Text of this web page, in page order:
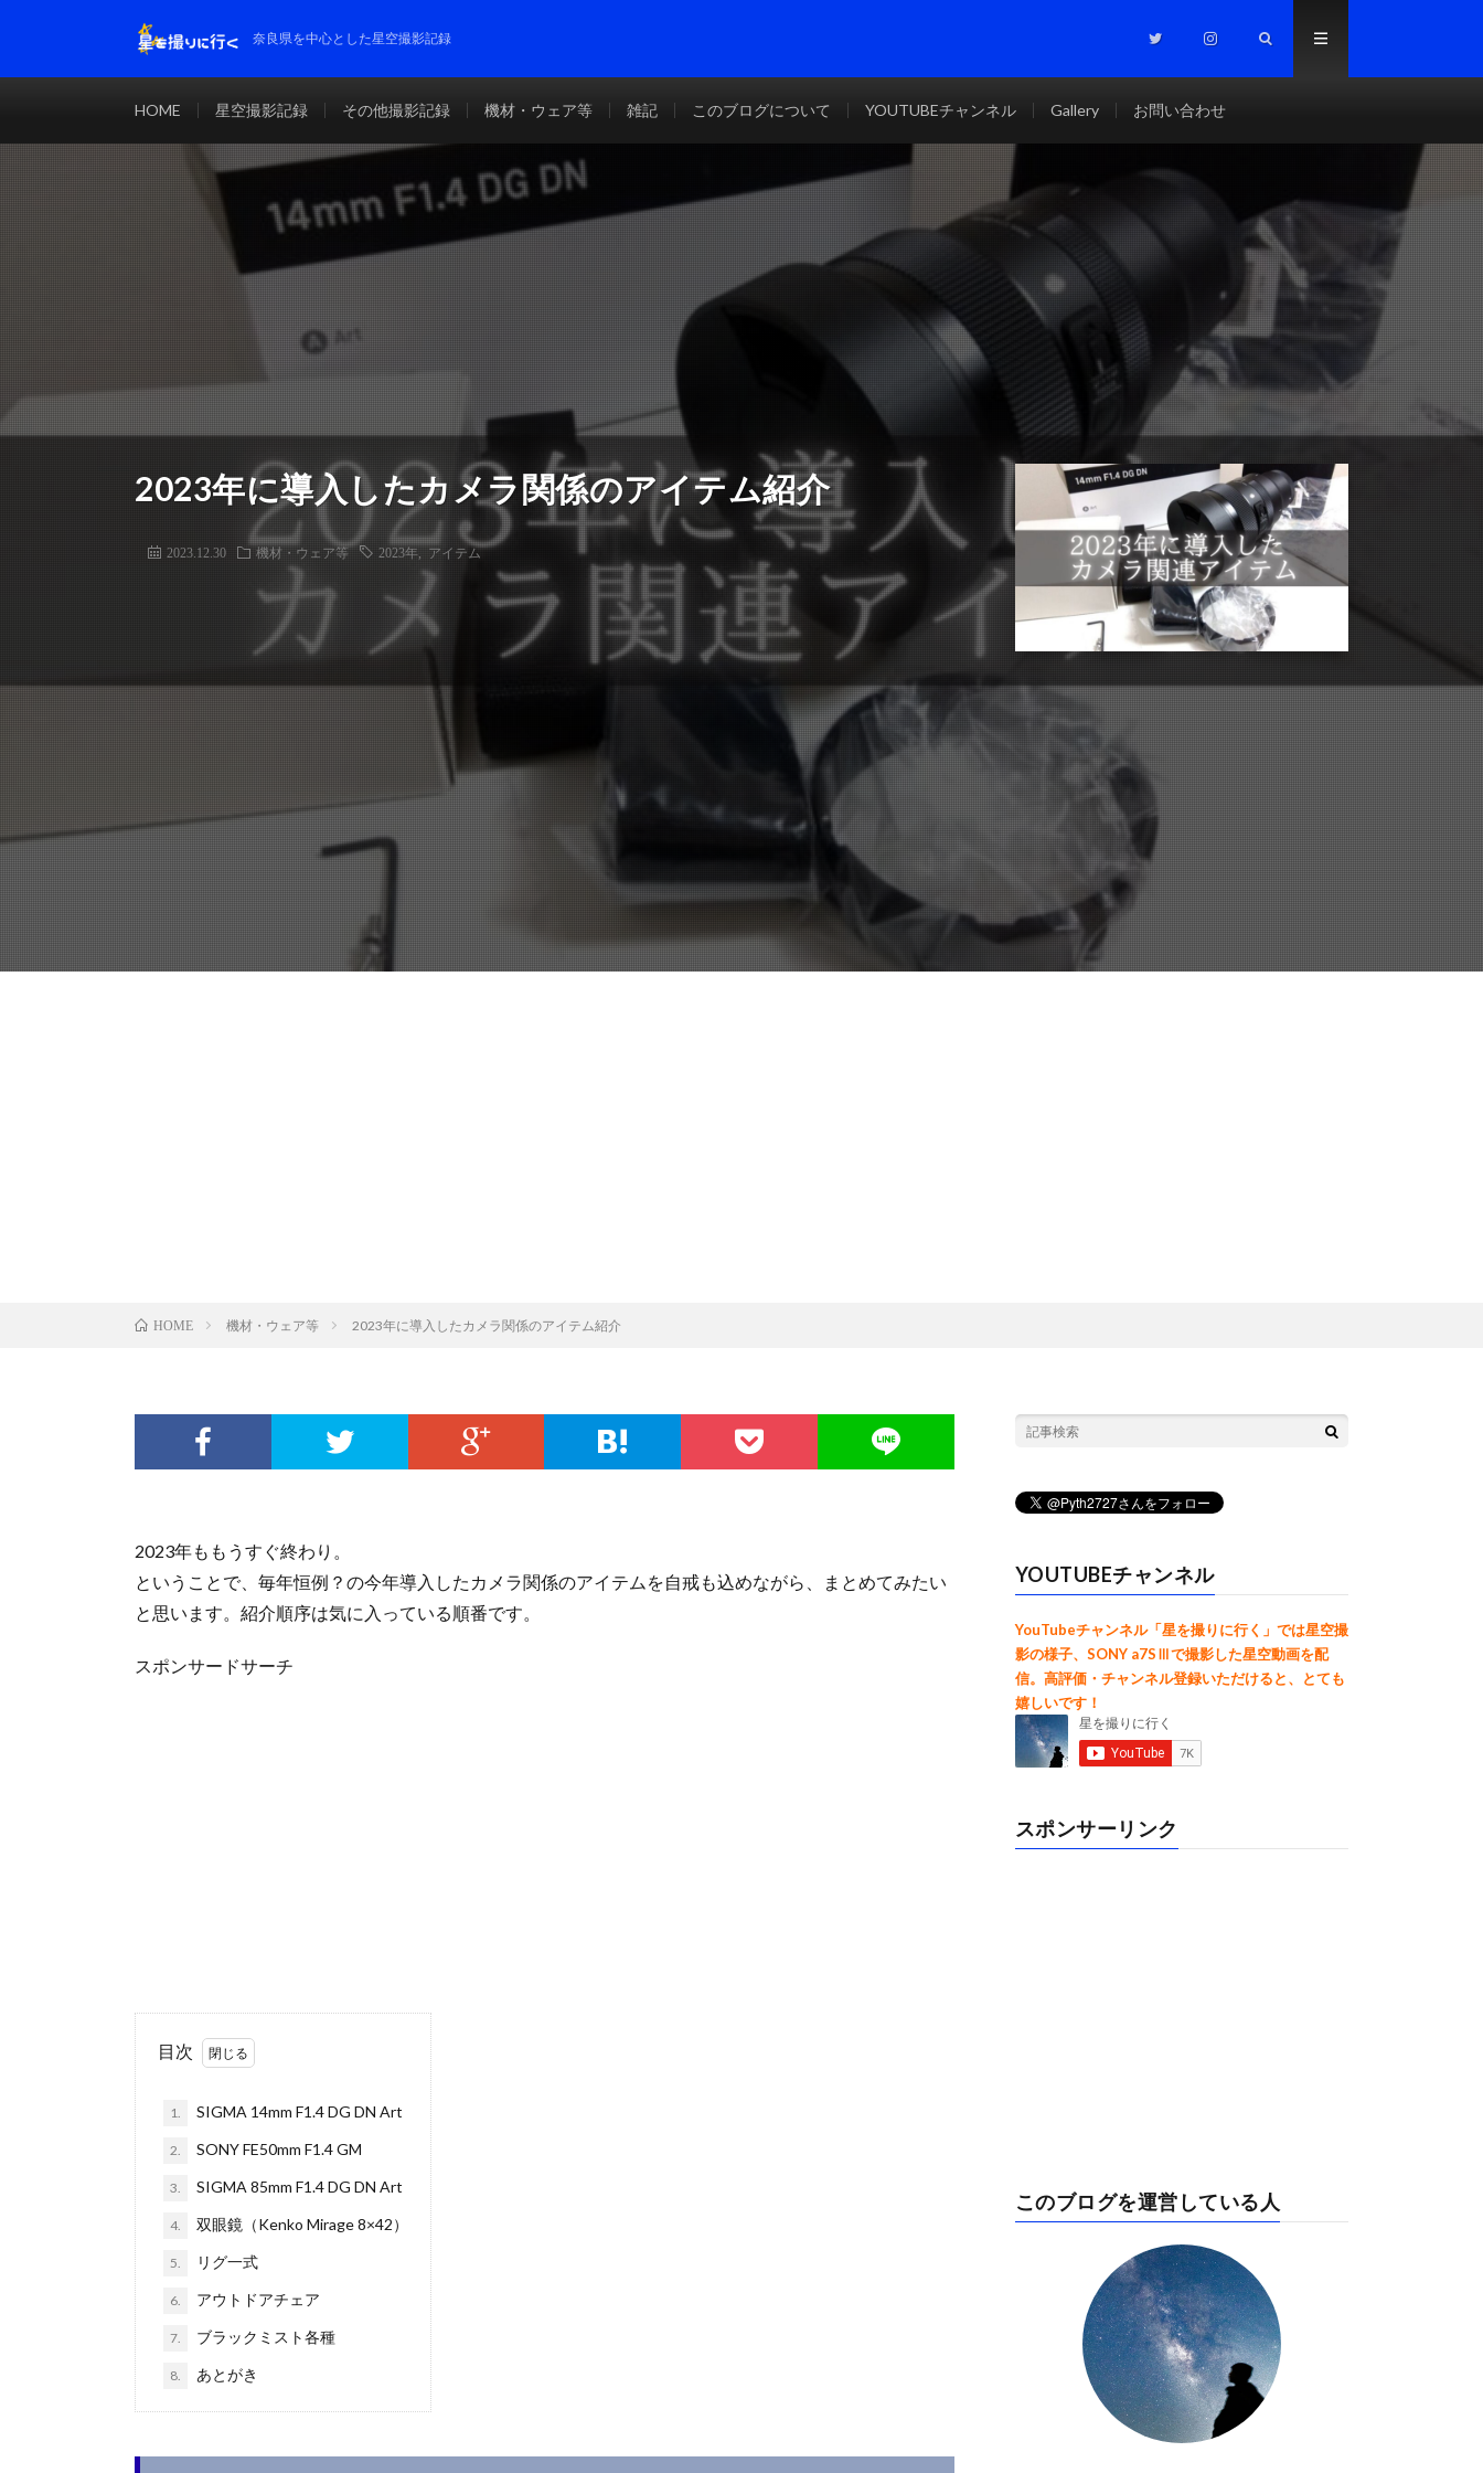
奈良県を中心とした星空撮影記録
HOME 星空撮影記録 その他撮影記録 機材・ウェア等 雑記 このブログについて YOUTUBEチャンネル Gallery お問い合わせ
2023年に導入したカメラ関係のアイテム紹介
2023.12.30 機材・ウェア等 2023年 アイテム
HOME 機材・ウェア等 2023年に導入したカメラ関係のアイテム紹介
2023年ももうすぐ終わり。
ということで、毎年恒例？の今年導入したカメラ関係のアイテムを自戒も込めながら、まとめてみたい
と思います。紹介順序は気に入っている順番です。
スポンサードサーチ
目次
1. SIGMA 14mm F1.4 DG DN Art
2. SONY FE50mm F1.4 GM
3. SIGMA 85mm F1.4 DG DN Art
4. 双眼鏡（Kenko Mirage 8×42）
5. リグ一式
6. アウトドアチェア
7. ブラックミスト各種
8. あとがき
YOUTUBEチャンネル
YouTubeチャンネル「星を撮りに行く」では星空撮
影の様子、SONY a7SⅢで撮影した星空動画を配
信。高評価・チャンネル登録いただけると、とても
嬉しいです！
スポンサーリンク
このブログを運営している人